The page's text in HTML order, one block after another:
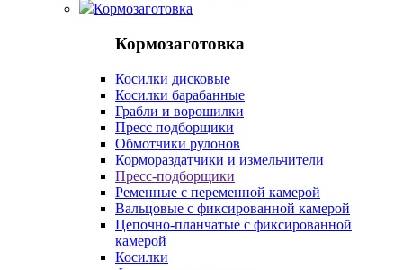
Кормозаготовка
Кормозаготовка
Косилки дисковые
Косилки барабанные
Грабли и ворошилки
Пресс подборщики
Обмотчики рулонов
Кормораздатчики и измельчители
Пресс-подборщики
Ременные с переменной камерой
Вальцовые с фиксированной камерой
Цепочно-планчатые с фиксированной
камерой
Косилки